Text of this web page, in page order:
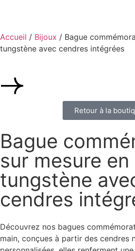
Accueil / Bijoux / Bague
tungstène avec cendres intégrées
Retour à la
Bague
sur mesure en
tungstène
cendres
Découvrez nos bagues
main, conçues à partir des cendres